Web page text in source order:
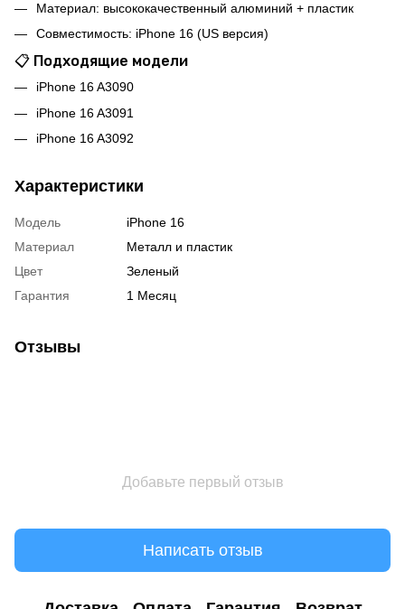
Материал: высококачественный алюминий + пластик
Совместимость: iPhone 16 (US версия)
📋 Подходящие модели
iPhone 16 A3090
iPhone 16 A3091
iPhone 16 A3092
Характеристики
Модель
iPhone 16
Материал
Металл и пластик
Цвет
Зеленый
Гарантия
1 Месяц
Отзывы
Добавьте первый отзыв
Написать отзыв